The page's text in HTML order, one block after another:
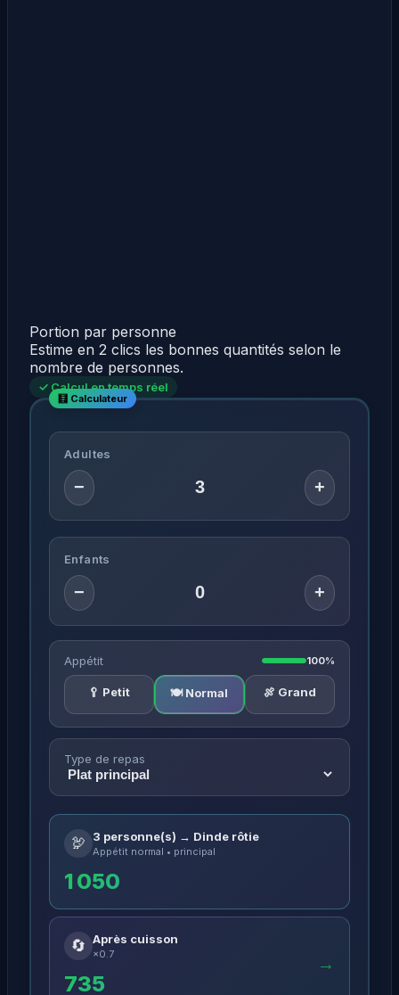
Portion par personne
Estime en 2 clics les bonnes quantités selon le
nombre de personnes.
✓ Calcul en temps réel
Adultes
− +
Enfants
− +
Appétit 100%
🥄 Petit 🍽️ Normal 🍖 Grand
Type de repas
🦃 3 personne(s) → Dinde rôtie
Appétit normal • principal
1 050
🔄 Après cuisson
×0.7
735
→